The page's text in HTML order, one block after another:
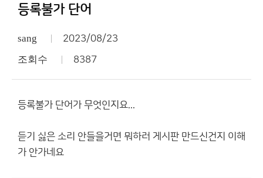
등록불가 단어
sang 2023/08/23
조회수 8387
등록불가 단어가 무엇인지요...
듣기 싫은 소리 안들을거면 뭐하러 게시판 만드신건지 이해
가 안가네요